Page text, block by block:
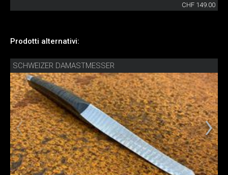
CHF 149.00
Prodotti alternativi:
SCHWEIZER DAMASTMESSER